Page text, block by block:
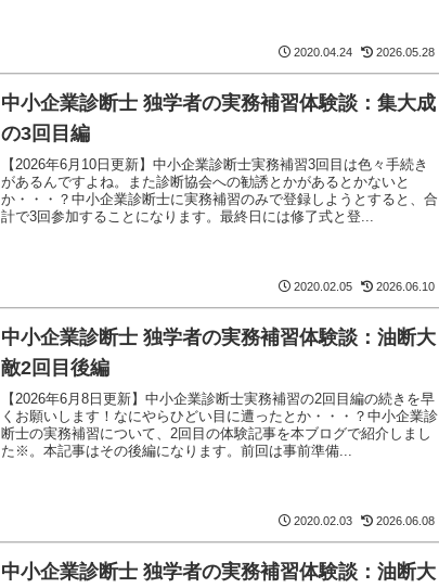
2020.04.24 2026.05.28
中小企業診断士 独学者の実務補習体験談：集大成
の3回目編
【2026年6月10日更新】中小企業診断士実務補習3回目は色々手続き
があるんですよね。また診断協会への勧誘とかがあるとかないと
か・・・？中小企業診断士に実務補習のみで登録しようとすると、合
計で3回参加することになります。最終日には修了式と登...
2020.02.05 2026.06.10
中小企業診断士 独学者の実務補習体験談：油断大
敵2回目後編
【2026年6月8日更新】中小企業診断士実務補習の2回目編の続きを早
くお願いします！なにやらひどい目に遭ったとか・・・？中小企業診
断士の実務補習について、2回目の体験記事を本ブログで紹介しまし
た※。本記事はその後編になります。前回は事前準備...
2020.02.03 2026.06.08
中小企業診断士 独学者の実務補習体験談：油断大